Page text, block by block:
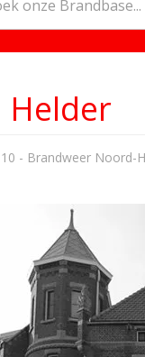
Helder
- Brandweer Noord-